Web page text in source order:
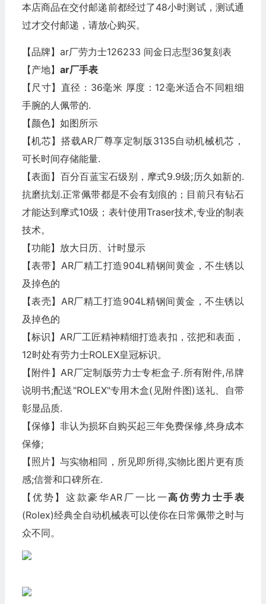
本店商品在交付邮递前都经过了48小时测试，测试通
过才交付邮递，请放心购买。
【品牌】ar厂劳力士126233 间金日志型36复刻表
【产地】 ar厂手表
【尺寸】直径：36毫米 厚度：12毫米适合不同粗细
手腕的人佩带的.
【颜色】如图所示
【机芯】搭载AR厂尊享定制版3135自动机械机芯，
可长时间存储能量.
【表面】百分百蓝宝石级别，摩式9.9级;历久如新的.
抗磨抗划.正常佩带都是不会有划痕的；目前只有钻石
才能达到摩式10级；表针使用Traser技术,专业的制表
技术。
【功能】放大日历、计时显示
【表带】AR厂精工打造904L精钢间黄金，不生锈以
及掉色的
【表壳】AR厂精工打造904L精钢间黄金，不生锈以
及掉色的
【标识】AR厂工匠精神精细打造表扣，弦把和表面，
12时处有劳力士ROLEX皇冠标识。
【附件】AR厂定制版劳力士专柜盒子.所有附件,吊牌
说明书;配送"ROLEX"专用木盒(见附件图)送礼、自带
彰显品质.
【保修】非认为损坏自购买起三年免费保修,终身成本
保修;
【照片】与实物相同，所见即所得,实物比图片更有质
感;信誉和口碑所在.
【优势】这款豪华AR厂一比一高仿劳力士手表
(Rolex)经典全自动机械表可以使你在日常佩带之时与
众不同。